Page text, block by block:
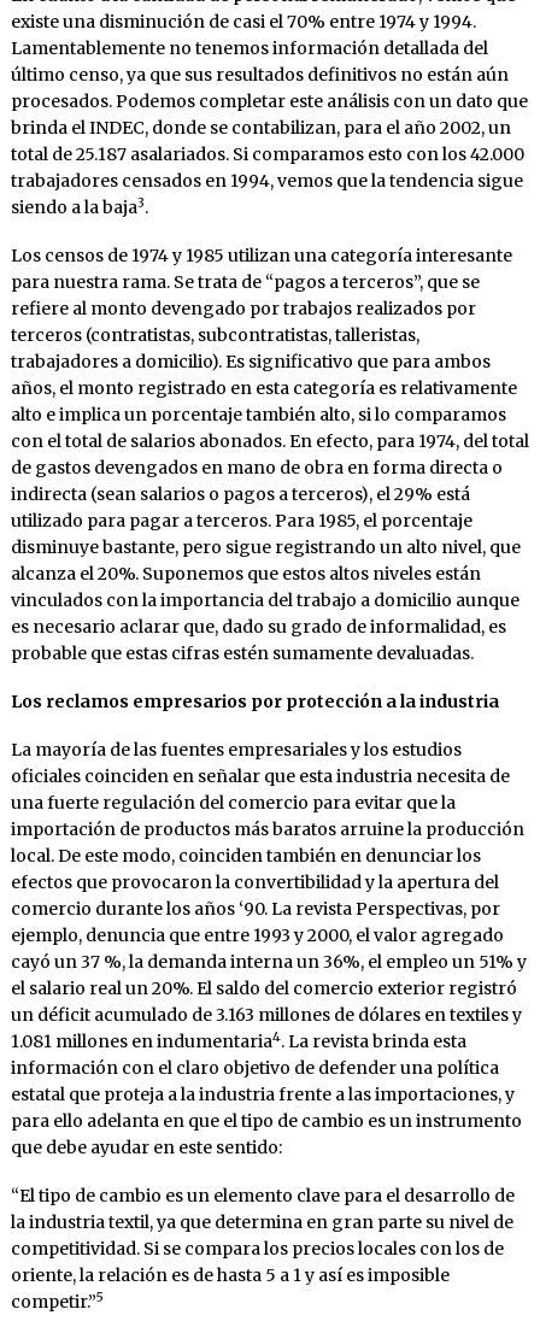
existe una disminución de casi el 70% entre 1974 y 1994.
Lamentablemente no tenemos información detallada del
último censo, ya que sus resultados definitivos no están aún
procesados. Podemos completar este análisis con un dato que
brinda el INDEC, donde se contabilizan, para el año 2002, un
total de 25.187 asalariados. Si comparamos esto con los 42.000
trabajadores censados en 1994, vemos que la tendencia sigue
siendo a la baja3.
Los censos de 1974 y 1985 utilizan una categoría interesante
para nuestra rama. Se trata de “pagos a terceros”, que se
refiere al monto devengado por trabajos realizados por
terceros (contratistas, subcontratistas, talleristas,
trabajadores a domicilio). Es significativo que para ambos
años, el monto registrado en esta categoría es relativamente
alto e implica un porcentaje también alto, si lo comparamos
con el total de salarios abonados. En efecto, para 1974, del total
de gastos devengados en mano de obra en forma directa o
indirecta (sean salarios o pagos a terceros), el 29% está
utilizado para pagar a terceros. Para 1985, el porcentaje
disminuye bastante, pero sigue registrando un alto nivel, que
alcanza el 20%. Suponemos que estos altos niveles están
vinculados con la importancia del trabajo a domicilio aunque
es necesario aclarar que, dado su grado de informalidad, es
probable que estas cifras estén sumamente devaluadas.
Los reclamos empresarios por protección a la industria
La mayoría de las fuentes empresariales y los estudios
oficiales coinciden en señalar que esta industria necesita de
una fuerte regulación del comercio para evitar que la
importación de productos más baratos arruine la producción
local. De este modo, coinciden también en denunciar los
efectos que provocaron la convertibilidad y la apertura del
comercio durante los años ‘90. La revista Perspectivas, por
ejemplo, denuncia que entre 1993 y 2000, el valor agregado
cayó un 37 %, la demanda interna un 36%, el empleo un 51% y
el salario real un 20%. El saldo del comercio exterior registró
un déficit acumulado de 3.163 millones de dólares en textiles y
1.081 millones en indumentaria4. La revista brinda esta
información con el claro objetivo de defender una política
estatal que proteja a la industria frente a las importaciones, y
para ello adelanta en que el tipo de cambio es un instrumento
que debe ayudar en este sentido:
“El tipo de cambio es un elemento clave para el desarrollo de
la industria textil, ya que determina en gran parte su nivel de
competitividad. Si se compara los precios locales con los de
oriente, la relación es de hasta 5 a 1 y así es imposible
competir.”5